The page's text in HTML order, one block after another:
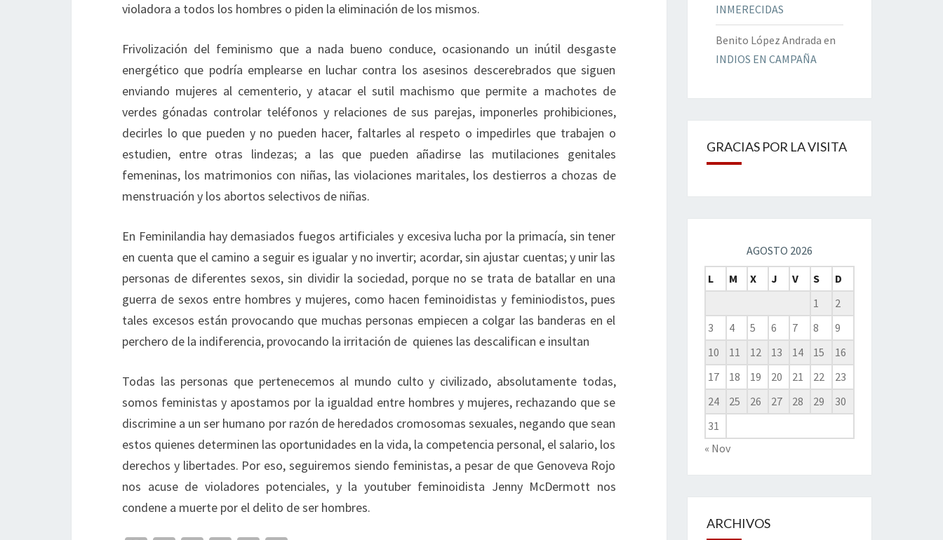
violadora a todos los hombres o piden la eliminación de los mismos.
Frivolización del feminismo que a nada bueno conduce, ocasionando un inútil desgaste
energético que podría emplearse en luchar contra los asesinos descerebrados que siguen
enviando mujeres al cementerio, y atacar el sutil machismo que permite a machotes de
verdes gónadas controlar teléfonos y relaciones de sus parejas, imponerles prohibiciones,
decirles lo que pueden y no pueden hacer, faltarles al respeto o impedirles que trabajen o
estudien, entre otras lindezas; a las que pueden añadirse las mutilaciones genitales
femeninas, los matrimonios con niñas, las violaciones maritales, los destierros a chozas de
menstruación y los abortos selectivos de niñas.
En Feminilandia hay demasiados fuegos artificiales y excesiva lucha por la primacía, sin tener
en cuenta que el camino a seguir es igualar y no invertir; acordar, sin ajustar cuentas; y unir las
personas de diferentes sexos, sin dividir la sociedad, porque no se trata de batallar en una
guerra de sexos entre hombres y mujeres, como hacen feminoidistas y feminiodistos, pues
tales excesos están provocando que muchas personas empiecen a colgar las banderas en el
perchero de la indiferencia, provocando la irritación de quienes las descalifican e insultan
Todas las personas que pertenecemos al mundo culto y civilizado, absolutamente todas,
somos feministas y apostamos por la igualdad entre hombres y mujeres, rechazando que se
discrimine a un ser humano por razón de heredados cromosomas sexuales, negando que sean
estos quienes determinen las oportunidades en la vida, la competencia personal, el salario, los
derechos y libertades. Por eso, seguiremos siendo feministas, a pesar de que Genoveva Rojo
nos acuse de violadores potenciales, y la youtuber feminoidista Jenny McDermott nos
condene a muerte por el delito de ser hombres.
INMERECIDAS
Benito López Andrada en
INDIOS EN CAMPAÑA
GRACIAS POR LA VISITA
AGOSTO 2026
L
M X J V S
D
1
2
3
4 5 6 7 8
9
10
11 12 13 14 15
16
17
18 19 20 21 22
23
24
25 26 27 28 29
30
31
« Nov
ARCHIVOS